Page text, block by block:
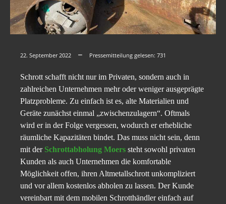
22. September 2022 Pressemitteilung gelesen: 731
Schrott schafft nicht nur im Privaten, sondern auch in
zahlreichen Unternehmen mehr oder weniger ausgeprägte
Platzprobleme. Zu einfach ist es, alte Materialien und
Geräte zunächst einmal „zwischenzulagern“. Oftmals
wird er in der Folge vergessen, wodurch er erhebliche
räumliche Kapazitäten bindet. Das muss nicht sein, denn
mit der Schrottabholung Moers steht sowohl privaten
Kunden als auch Unternehmen die komfortable
Möglichkeit offen, ihren Altmetallschrott unkompliziert
und vor allem kostenlos abholen zu lassen. Der Kunde
vereinbart mit dem mobilen Schrotthändler einfach auf